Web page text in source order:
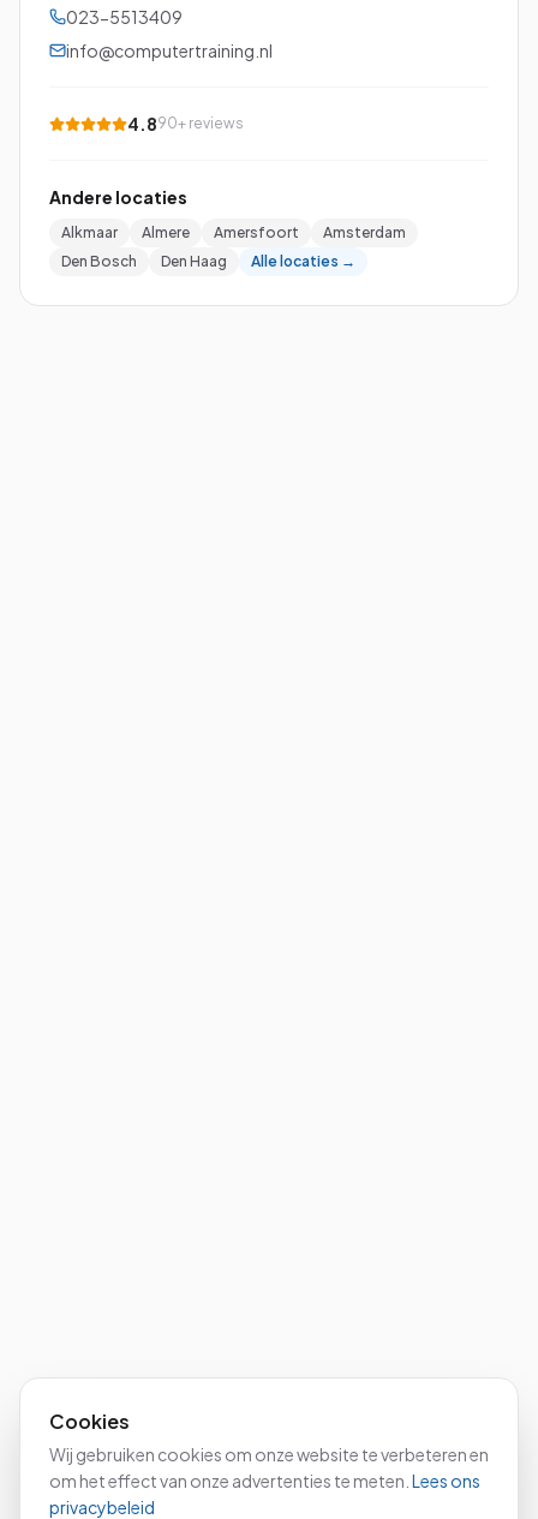
023-5513409
info@computertraining.nl
4.890+ reviews
Andere locaties
Alkmaar Almere Amersfoort
Amsterdam
Den Bosch
Den Haag Alle locaties →
Cookies
Wij gebruiken cookies om onze website te verbeteren en
om het effect van onze advertenties te meten. Lees ons
privacybeleid